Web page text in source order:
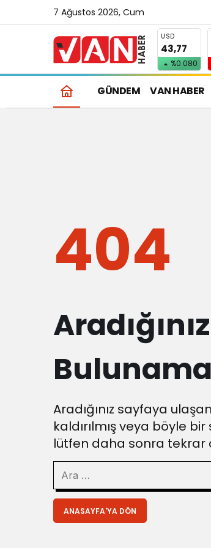
7 Ağustos 2026, Cum
USD
43,77
%0.080
GÜNDEM VAN HABER
404
Aradığınız sayfaya
kaldırılmış veya böyle
lütfen daha sonra tekrar
ANASAYFA'YA DÖN